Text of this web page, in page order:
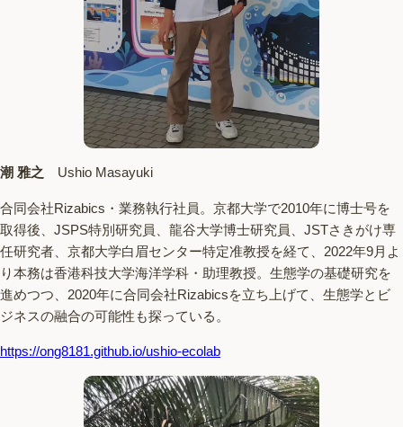
潮 雅之 Ushio Masayuki
合同会社Rizabics・業務執行社員。京都大学で2010年に博士号を
取得後、JSPS特別研究員、龍谷大学博士研究員、JSTさきがけ専
任研究者、京都大学白眉センター特定准教授を経て、2022年9月よ
り本務は香港科技大学海洋学科・助理教授。生態学の基礎研究を
進めつつ、2020年に合同会社Rizabicsを立ち上げて、生態学とビ
ジネスの融合の可能性も探っている。
https://ong8181.github.io/ushio-ecolab